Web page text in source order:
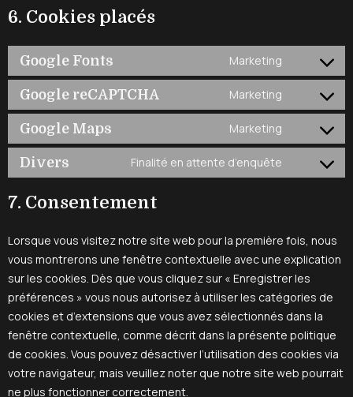
6. Cookies placés
Google Fonts Marketing
Google reCAPTCHA Marketing
Google Maps Marketing
Divers Finalité en attente d’enquête
7. Consentement
Lorsque vous visitez notre site web pour la première fois, nous
vous montrerons une fenêtre contextuelle avec une explication
sur les cookies. Dès que vous cliquez sur « Enregistrer les
préférences » vous nous autorisez à utiliser les catégories de
cookies et d’extensions que vous avez sélectionnés dans la
fenêtre contextuelle, comme décrit dans la présente politique
de cookies. Vous pouvez désactiver l’utilisation des cookies via
votre navigateur, mais veuillez noter que notre site web pourrait
ne plus fonctionner correctement.